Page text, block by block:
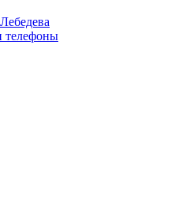
телефоны